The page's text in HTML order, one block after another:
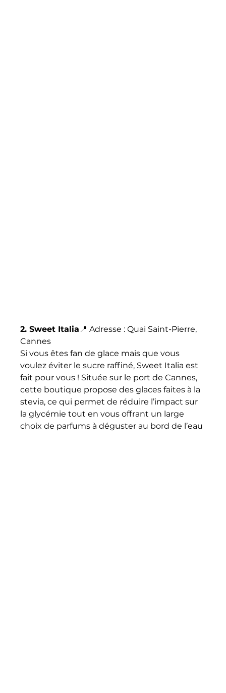
2. Sweet Italia 📍 Adresse : Quai Saint-Pierre,
Cannes
Si vous êtes fan de glace mais que vous
voulez éviter le sucre raffiné, Sweet Italia est
fait pour vous ! Située sur le port de Cannes,
cette boutique propose des glaces faites à la
stevia, ce qui permet de réduire l’impact sur
la glycémie tout en vous offrant un large
choix de parfums à déguster au bord de l’eau